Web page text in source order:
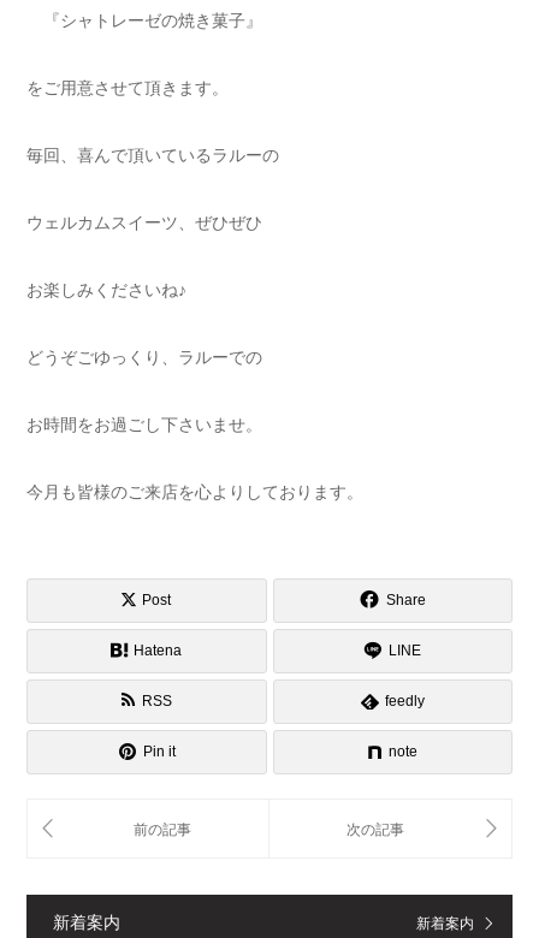
『シャトレーゼの焼き菓子』
をご用意させて頂きます。
毎回、喜んで頂いているラルーの
ウェルカムスイーツ、ぜひぜひ
お楽しみくださいね♪
どうぞごゆっくり、ラルーでの
お時間をお過ごし下さいませ。
今月も皆様のご来店を心よりしております。
Post Share
Hatena LINE
RSS feedly
Pin it note
新着案内 新着案内